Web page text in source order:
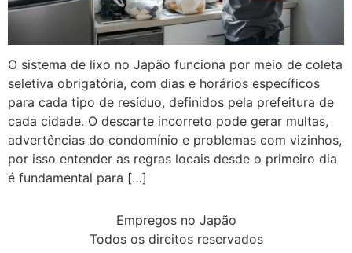
O sistema de lixo no Japão funciona por meio de coleta
seletiva obrigatória, com dias e horários específicos
para cada tipo de resíduo, definidos pela prefeitura de
cada cidade. O descarte incorreto pode gerar multas,
advertências do condomínio e problemas com vizinhos,
por isso entender as regras locais desde o primeiro dia
é fundamental para […]
Empregos no Japão
Todos os direitos reservados